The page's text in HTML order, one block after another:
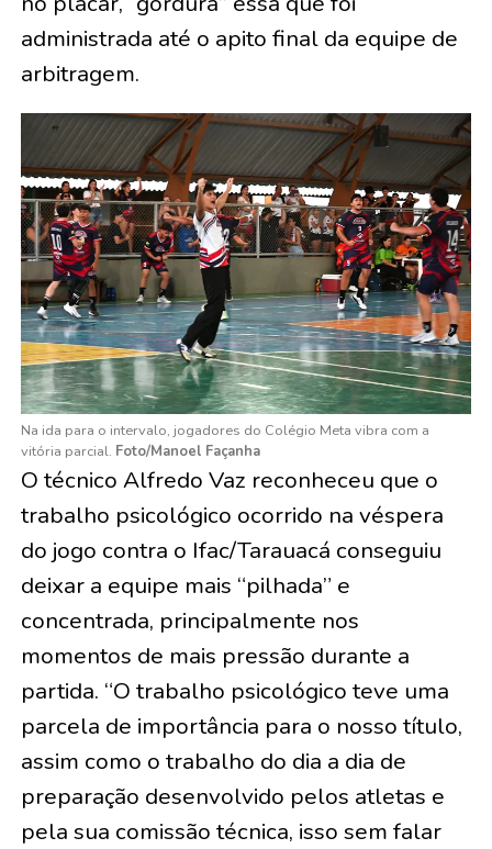
administrada até o apito final da equipe de
arbitragem.
Na ida para o intervalo, jogadores do Colégio Meta vibra com a
vitória parcial. Foto/Manoel Façanha
O técnico Alfredo Vaz reconheceu que o
trabalho psicológico ocorrido na véspera
do jogo contra o Ifac/Tarauacá conseguiu
deixar a equipe mais “pilhada” e
concentrada, principalmente nos
momentos de mais pressão durante a
partida. “O trabalho psicológico teve uma
parcela de importância para o nosso título,
assim como o trabalho do dia a dia de
preparação desenvolvido pelos atletas e
pela sua comissão técnica, isso sem falar